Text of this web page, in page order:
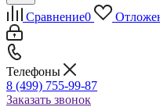
Сравнение0
Телефоны
8 (499) 755-99-87
Заказать звонок